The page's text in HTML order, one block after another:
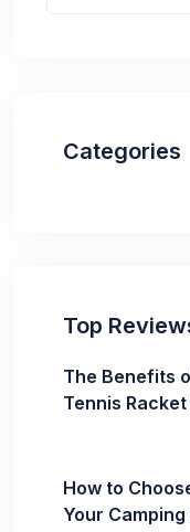
Categories
Top
The Benefits
Tennis
How to
Your